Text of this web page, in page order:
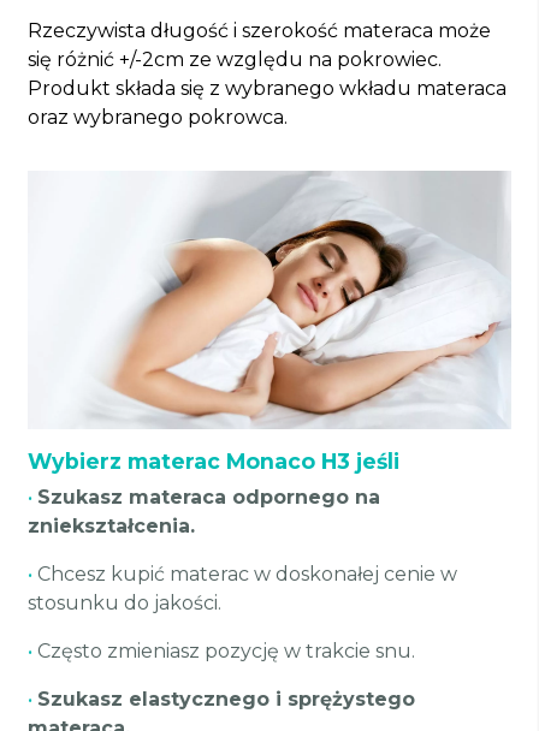
Rzeczywista długość i szerokość materaca może
się różnić +/-2cm ze względu na pokrowiec.
Produkt składa się z wybranego wkładu materaca
oraz wybranego pokrowca.
Wybierz materac Monaco H3 jeśli
• Szukasz materaca odpornego na
zniekształcenia.
• Chcesz kupić materac w doskonałej cenie w
stosunku do jakości.
• Często zmieniasz pozycję w trakcie snu.
• Szukasz elastycznego i sprężystego